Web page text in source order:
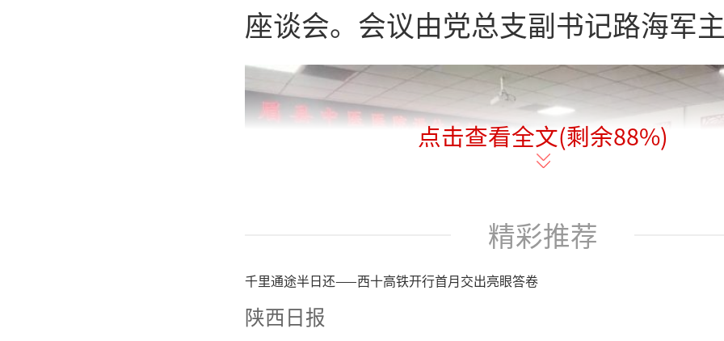
座谈会。会议由党总支副书记路海军
点击查看全文(剩余88%)
精彩推荐
千里通途半日还——西十高铁开行首月交出亮眼答卷
陕西日报